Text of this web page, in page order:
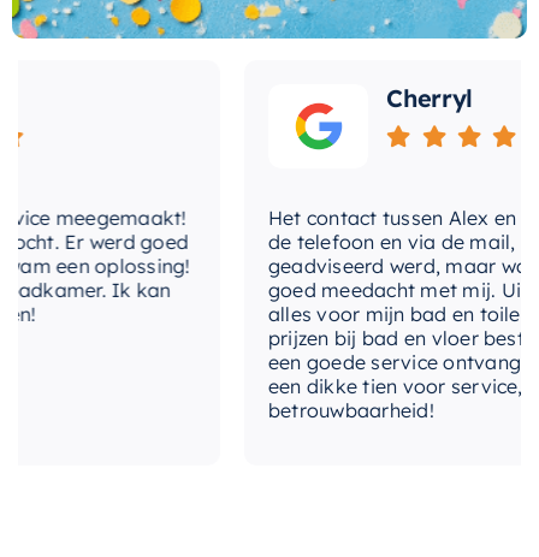
in een handomdraai geniet van uw nieuwe
douche-ervaring.
Kortom, de Hotbath Mate Glijstang is een
perfecte combinatie van design en
douche-ervaring naar een hoger niveau tillen.
Wat andere over ons zeggen
meegemaakt!
Er werd goed
een oplossing!
Ik kan
Cherryl
Het contact tussen Alex en ik
de telefoon en via de mail,
geadviseerd werd, maar
goed meedacht met mij.
alles voor mijn bad en toilet
prijzen bij bad en vloer besteld.
een goede service ontvangen.
een dikke tien voor service,
betrouwbaarheid!